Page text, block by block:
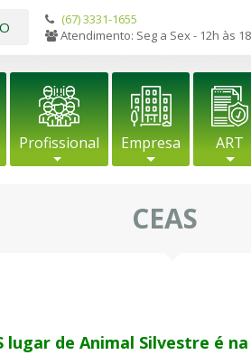
(67) 3331-1655
Atendimento: Seg a Sex - 12h às
Profissional Empresa ART
CEAS
lugar de Animal Silvestre é